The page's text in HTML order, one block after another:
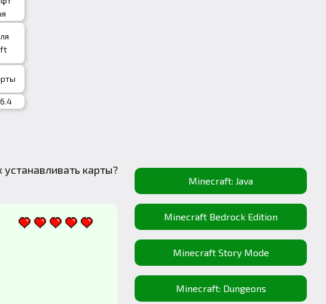
устанавливать карты?
Minecraft: Java
Minecraft Bedrock Edition
Minecraft Story Mode
Minecraft: Dungeons